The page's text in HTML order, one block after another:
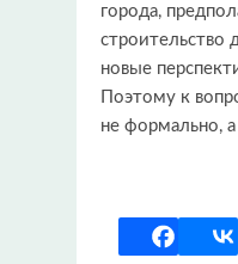
города,
строительство
новые
Поэтому к
не формально,